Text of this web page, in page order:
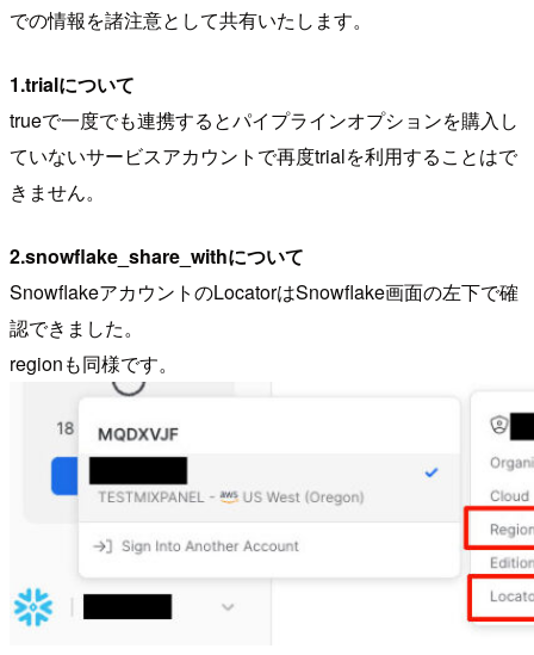
での情報を諸注意として共有いたします。
1.trialについて
trueで一度でも連携するとパイプラインオプションを購入し
ていないサービスアカウントで再度trialを利用することはで
きません。
2.snowflake_share_withについて
SnowflakeアカウントのLocatorはSnowflake画面の左下で確
認できました。
regionも同様です。